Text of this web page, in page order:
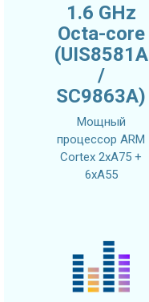
1.6 GHz
Octa-core
(UIS8581A
/
SC9863A)
Мощный
процессор ARM
Cortex 2xA75 +
6xA55